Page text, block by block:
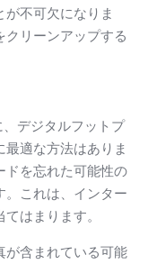
不可欠になりま
リーンアップする
デジタルフットプ
適な方法はありま
ドを忘れた可能性の
これは、インター
はまります。
が含まれている可能